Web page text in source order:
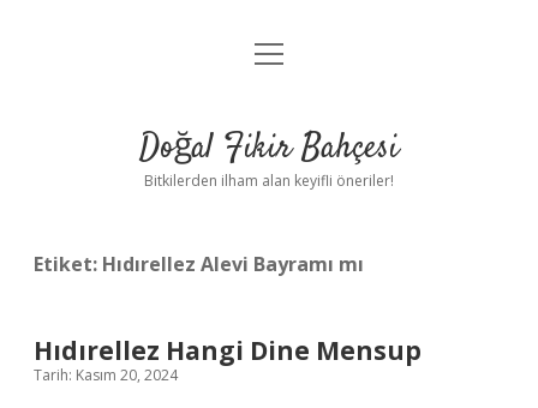
Anasayfa
Yasal Uyarı
menüyü
Doğal Fikir Bahçesi
Bitkilerden ilham alan keyifli öneriler!
Etiket: Hıdırellez Alevi Bayramı mı
Hıdırellez Hangi Dine Mensup
Tarih: Kasım 20, 2024